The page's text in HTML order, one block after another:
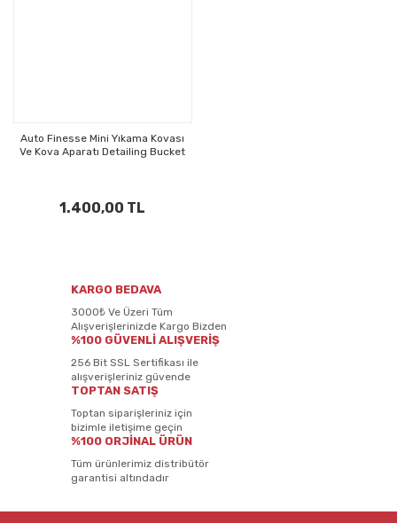
Auto Finesse Mini Yıkama Kovası
Ve Kova Aparatı Detailing Bucket
1.400,00 TL
KARGO BEDAVA
3000₺ Ve Üzeri Tüm
Alışverişlerinizde Kargo Bizden
%100 GÜVENLİ ALIŞVERİŞ
256 Bit SSL Sertifikası ile
alışverişleriniz güvende
TOPTAN SATIŞ
Toptan siparişleriniz için
bizimle iletişime geçin
%100 ORJİNAL ÜRÜN
Tüm ürünlerimiz distribütör
garantisi altındadır